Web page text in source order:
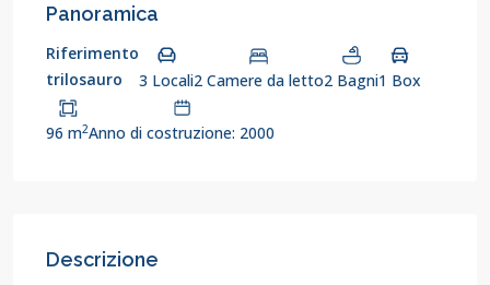
Panoramica
Riferimento
trilosauro
3 Locali2 Camere da letto2 Bagni1 Box
96 m2Anno di costruzione: 2000
Descrizione